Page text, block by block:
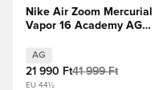
Nike Air Zoom Mercurial
Vapor 16 Academy AG
Dinnye árnyalat/Új
türkiz/Igloo
AG
21 990 Ft41 999 Ft
EU 44½